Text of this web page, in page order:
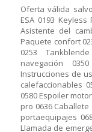
Oferta válida
ESA 0193
Asistente del
Paquete confort
0253
navegación
Instrucciones de
calefaccionables
0580 Espoiler
pro 0636
portaequipajes
Llamada de